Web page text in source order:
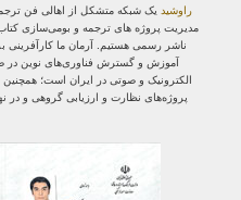
راوشید یک شبکه متشکل از اهالی فن
مدیریت پروژه‌ های ترجمه و بومی‌سازی
ناشر رسمی هستیم. آرمان ما کارآفرینی
آموزش و گسترش فناوری‌های نوین در
الکترونیک و صوتی در ایران است؛
پروژه‌های نظارت و ارزیابی گروهی و در